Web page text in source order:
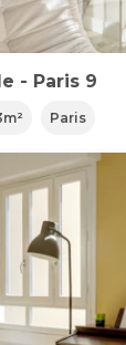
- Paris 9
m² Paris